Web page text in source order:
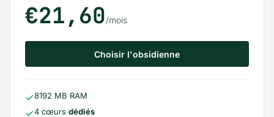
€21,60/mois
Choisir l'obsidienne
8192 MB RAM
4 cœurs dédiés